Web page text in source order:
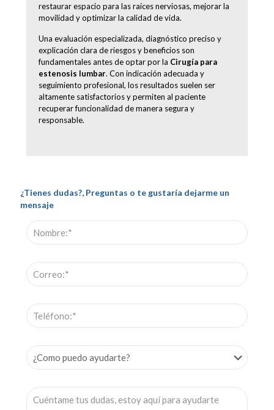
restaurar espacio para las raíces nerviosas, mejorar la
movilidad y optimizar la calidad de vida.
Una evaluación especializada, diagnóstico preciso y
explicación clara de riesgos y beneficios son
fundamentales antes de optar por la Cirugía para
estenosis lumbar. Con indicación adecuada y
seguimiento profesional, los resultados suelen ser
altamente satisfactorios y permiten al paciente
recuperar funcionalidad de manera segura y
responsable.
¿Tienes dudas?, Preguntas o te gustaría dejarme un
mensaje